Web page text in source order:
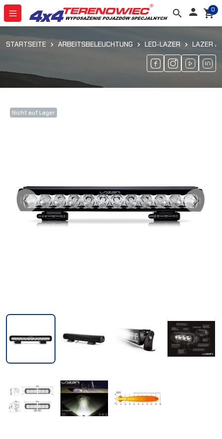
search  shopping_cart
0
STARTSEITE ARBEITSBELEUCHTUNG LED-LAZER LAZER
Nicht auf Lager
Previous Next